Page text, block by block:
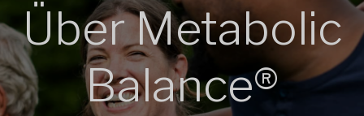
Über Metabolic
Balance®